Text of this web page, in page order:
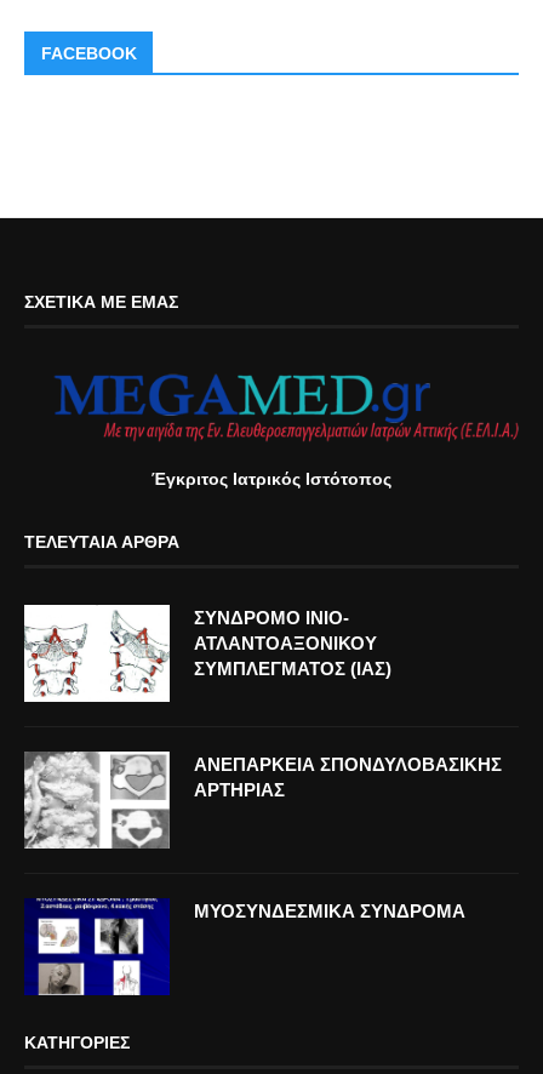
FACEBOOK
ΣΧΕΤΙΚΆ ΜΕ ΕΜΆΣ
Έγκριτος Ιατρικός Ιστότοπος
ΤΕΛΕΥΤΑΊΑ ΆΡΘΡΑ
ΣΥΝΔΡΟΜΟ ΙΝΙΟ-
ΑΤΛΑΝΤΟΑΞΟΝΙΚΟΥ
ΣΥΜΠΛΕΓΜΑΤΟΣ (ΙΑΣ)
ΑΝΕΠΑΡΚΕΙΑ ΣΠΟΝΔΥΛΟΒΑΣΙΚΗΣ
ΑΡΤΗΡΙΑΣ
ΜΥΟΣΥΝΔΕΣΜΙΚΑ ΣΥΝΔΡΟΜΑ
ΚΑΤΗΓΟΡΊΕΣ